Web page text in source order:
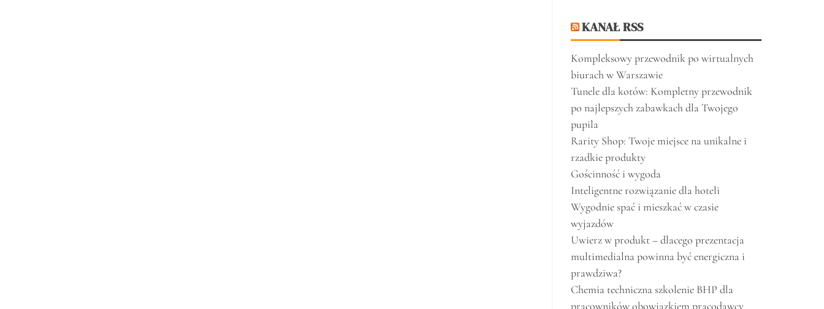
KANAŁ RSS
Kompleksowy przewodnik po wirtualnych
biurach w Warszawie
Tunele dla kotów: Kompletny przewodnik
po najlepszych zabawkach dla Twojego
pupila
Rarity Shop: Twoje miejsce na unikalne i
rzadkie produkty
Gościnność i wygoda
Inteligentne rozwiązanie dla hoteli
Wygodnie spać i mieszkać w czasie
wyjazdów
Uwierz w produkt – dlacego prezentacja
multimedialna powinna być energiczna i
prawdziwa?
Chemia techniczna szkolenie BHP dla
pracowników obowiązkiem pracodawcy